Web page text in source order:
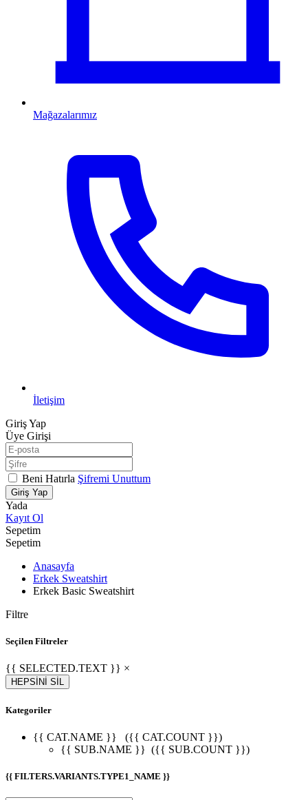
Mağazalarımız
İletişim
Giriş Yap
Üye Girişi
Beni Hatırla Şifremi Unuttum
Giriş Yap
Yada
Kayıt Ol
Sepetim
Sepetim
Anasayfa
Erkek Sweatshirt
Erkek Basic Sweatshirt
Filtre
Seçilen Filtreler
{{ SELECTED.TEXT }} ×
HEPSİNİ SİL
Kategoriler
{{ CAT.NAME }}
({{ CAT.COUNT }})
{{ SUB.NAME }} ({{ SUB.COUNT }})
{{ FILTERS.VARIANTS.TYPE1_NAME }}